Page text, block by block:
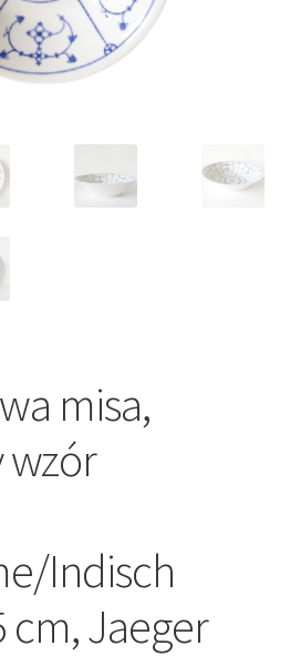
misa,
Indisch
cm, Jaeger